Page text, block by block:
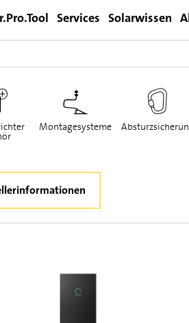
Services Solarwissen
Montagesysteme